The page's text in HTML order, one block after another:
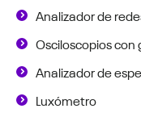
Analizador de
Osciloscopios
Analizador de
Luxómetro